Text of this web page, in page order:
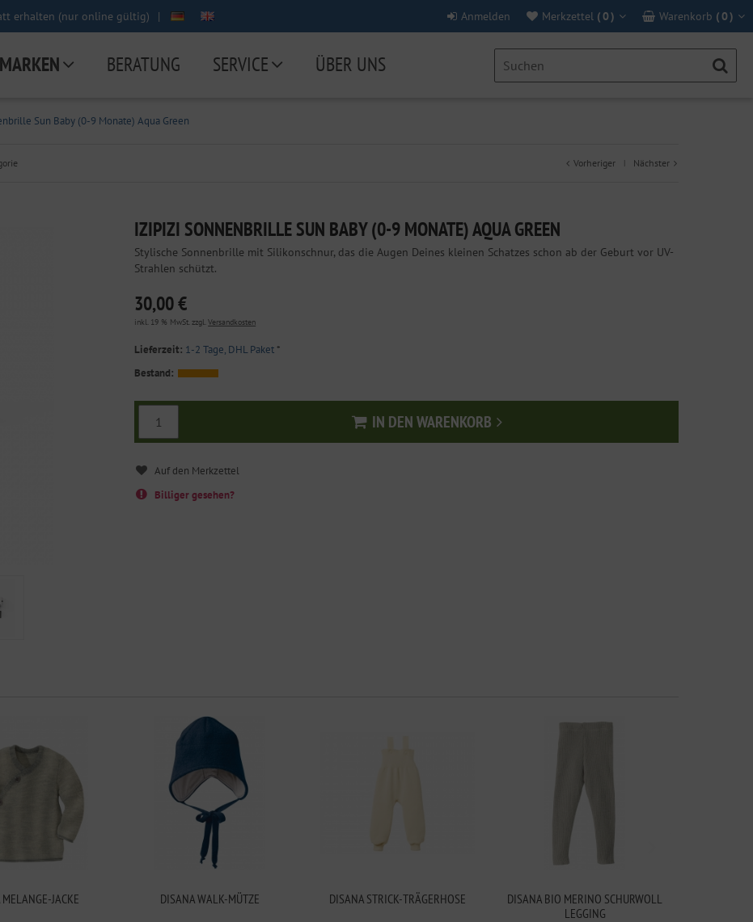
erhalten (nur online gültig) | Warenkorb (0 )
Merkzettel (0 )
Anmelden
MARKEN BERATUNG SERVICE ÜBER UNS
Sun Baby (0-9 Monate) Aqua Green
Vorheriger | Nächster
IZIPIZI SONNENBRILLE SUN BABY (0-9 MONATE) AQUA GREEN
Stylische Sonnenbrille mit Silikonschnur, das die Augen Deines kleinen Schatzes schon ab der Geburt vor UV-
Strahlen schützt.
30,00 €
inkl. 19 % MwSt. zzgl.Versandkosten
Lieferzeit: 1-2 Tage, DHL Paket*
Bestand:
IN DEN WARENKORB
In den Warenkorb
Billiger gesehen?
JACKE DISANA WALK-MÜTZE DISANA STRICK-TRÄGERHOSE
DISANA BIO MERINO SCHURWOLL
LEGGING